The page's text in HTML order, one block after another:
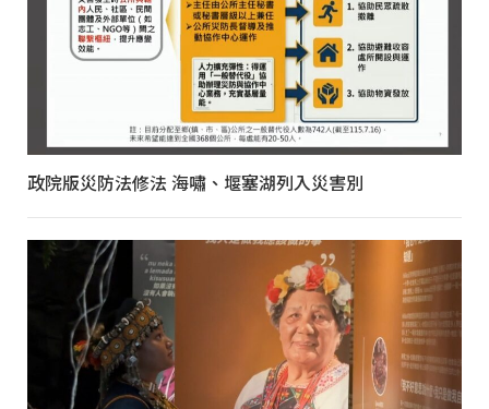
政院版災防法修法 海嘯、堰塞湖列入災害別